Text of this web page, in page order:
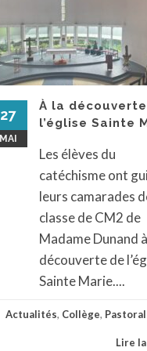
27
MAI
À la
l’église Sainte
Les élèves du
catéchisme ont
leurs camarades
classe de CM2 de
Madame Dunand
découverte de
Sainte Marie....
Actualités, Collège,
Lire